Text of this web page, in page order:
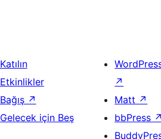
Katılın
Etkinlikler
Bağış ↗
Gelecek için Beş
↗
Matt ↗
bbPress ↗